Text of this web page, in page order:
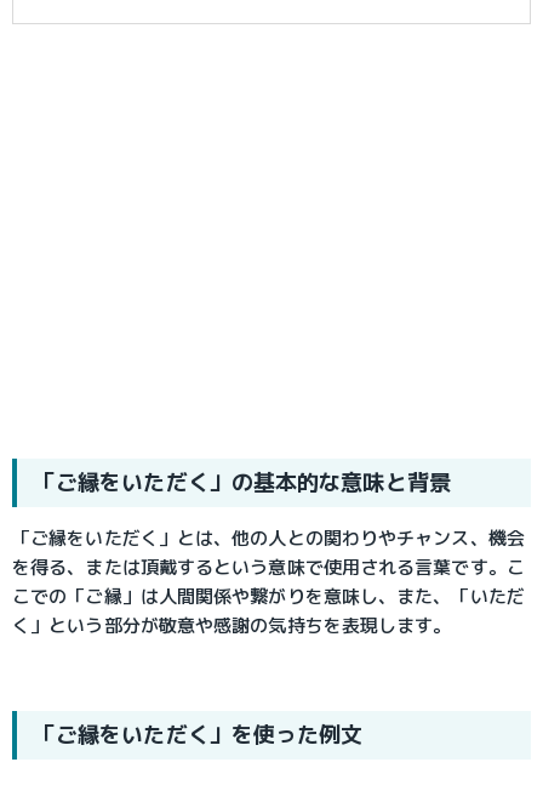
「ご縁をいただく」の基本的な意味と背景
「ご縁をいただく」とは、他の人との関わりやチャンス、機会
を得る、または頂戴するという意味で使用される言葉です。こ
こでの「ご縁」は人間関係や繋がりを意味し、また、「いただ
く」という部分が敬意や感謝の気持ちを表現します。
「ご縁をいただく」を使った例文